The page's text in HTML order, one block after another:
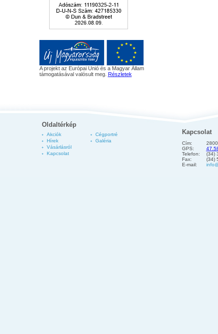
A projekt az Európai Unió és a Magyar Állam
támogatásával valósult meg. Részletek
Oldaltérkép
Akciók
Hírek
Vásárlásról
Kapcsolat
Cégportré
Galéria
Kapcsolat
Cím:
GPS:
Telefon:
(34)
Fax:
(34)
E-mail: